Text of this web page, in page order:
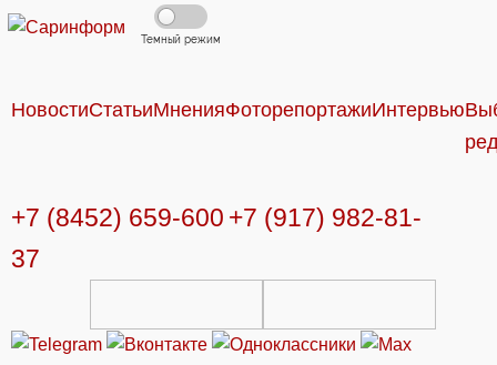
Темный режим
НовостиСтатьиМненияФоторепортажиИнтервью
+7 (8452) 659-600 +7 (917) 982-81-
37